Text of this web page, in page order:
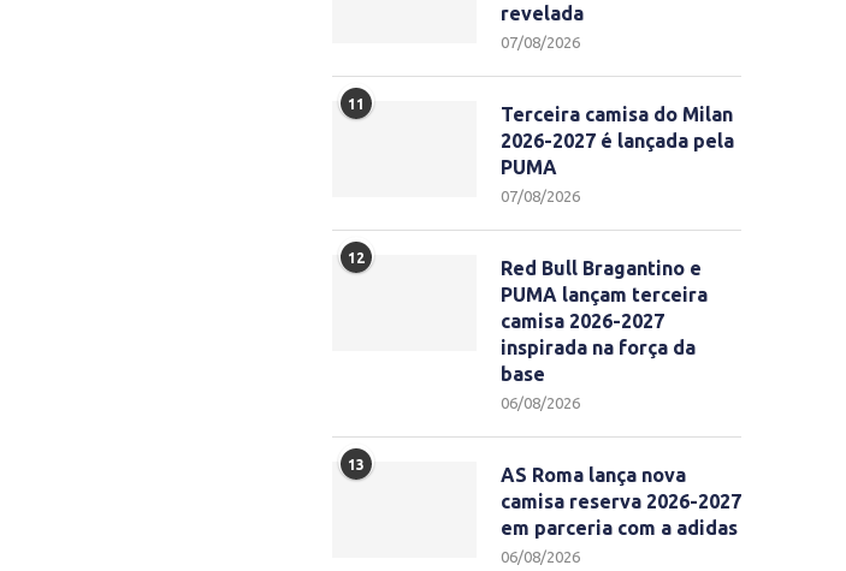
revelada
07/08/2026
11
Terceira camisa do Milan
2026-2027 é lançada pela
PUMA
07/08/2026
12
Red Bull Bragantino e
PUMA lançam terceira
camisa 2026-2027
inspirada na força da
base
06/08/2026
13
AS Roma lança nova
camisa reserva 2026-2027
em parceria com a adidas
06/08/2026